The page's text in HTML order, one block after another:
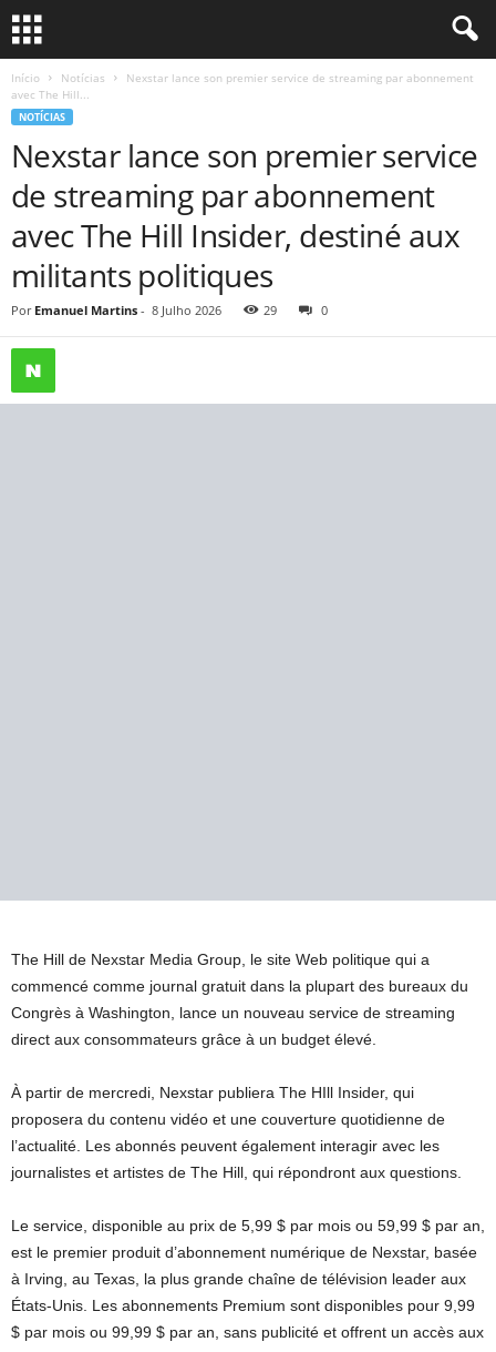
Início Notícias
Nexstar lance son premier service de streaming par abonnement
avec The Hill...
NOTÍCIAS
Nexstar lance son premier service
de streaming par abonnement
avec The Hill Insider, destiné aux
militants politiques
Por Emanuel Martins - 8 Julho 2026 29 0
The Hill de Nexstar Media Group, le site Web politique qui a
commencé comme journal gratuit dans la plupart des bureaux du
Congrès à Washington, lance un nouveau service de streaming
direct aux consommateurs grâce à un budget élevé.
À partir de mercredi, Nexstar publiera The HIll Insider, qui
proposera du contenu vidéo et une couverture quotidienne de
l’actualité. Les abonnés peuvent également interagir avec les
journalistes et artistes de The Hill, qui répondront aux questions.
Le service, disponible au prix de 5,99 $ par mois ou 59,99 $ par an,
est le premier produit d’abonnement numérique de Nexstar, basée
à Irving, au Texas, la plus grande chaîne de télévision leader aux
États-Unis. Les abonnements Premium sont disponibles pour 9,99
$ par mois ou 99,99 $ par an, sans publicité et offrent un accès aux